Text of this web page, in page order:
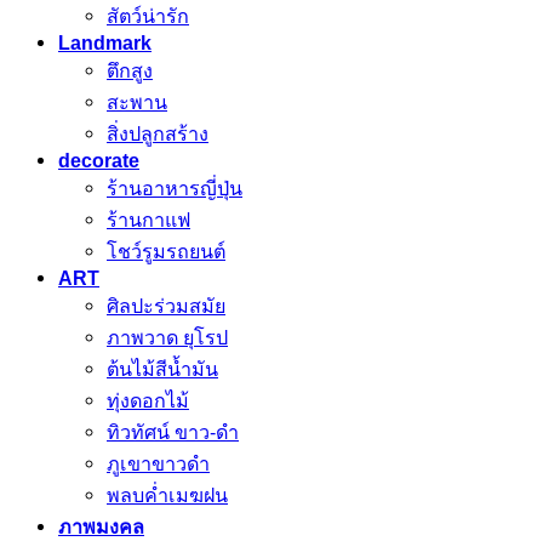
สัตว์น่ารัก
Landmark
ตึกสูง
สะพาน
สิ่งปลูกสร้าง
decorate
ร้านอาหารญี่ปุ่น
ร้านกาแฟ
โชว์รูมรถยนต์
ART
ศิลปะร่วมสมัย
ภาพวาด ยุโรป
ต้นไม้สีน้ำมัน
ทุ่งดอกไม้
ทิวทัศน์ ขาว-ดำ
ภูเขาขาวดำ
พลบค่ำเมฆฝน
ภาพมงคล